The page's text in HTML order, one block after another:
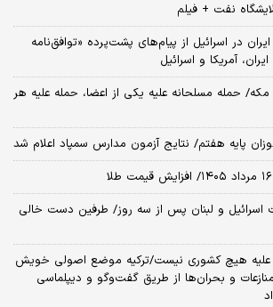
نفت + فیلم
در اسرائیل از پیام‌های پشت‌پرده «توافق‌نامه
آمریکا و اسرائیل
مکه/ حمله مسلحانه علیه یکی از اعضا، حمله علیه هر
پایه هفتم/ نتایج آزمون مدارس سمپاد اعلام شد
اسرائیل و لبنان پس از سه روز/ طرفین دست خالی
علیه هیچ کشوری نیست/ترکیه موضع اصولی خویش
و بحران‌ها از طریق گفت‌وگو و دیپلماسی